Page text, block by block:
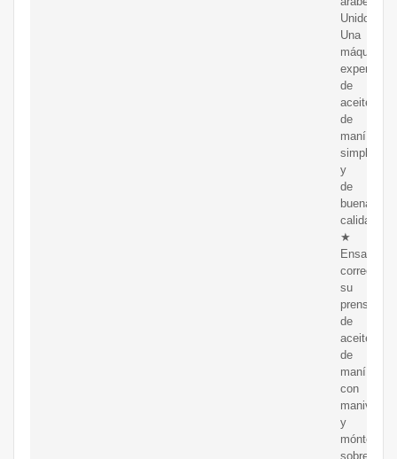
Unidos.
Una
máquina
de
aceite
de
maní
simple
y
de
buena
calidad
★
Ensamble
su
prensa
de
aceite
de
maní
con
manivela
y
móntela
sobre